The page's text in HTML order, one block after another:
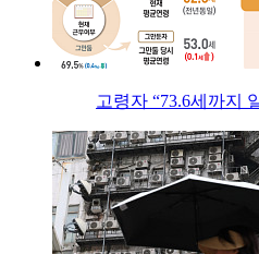
고령자 “73.6세까지